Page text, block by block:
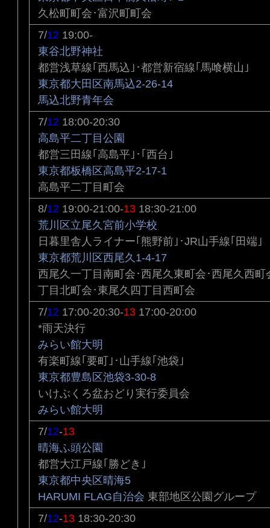
久松町町会･富沢町町会
7/12 19:00-
東谷北野神社
都営浅草線｢西馬込｣･都営新宿線｢馬喰横山｣
東京都大田区南馬込2-26-14
馬込北野青年会
7/12 18:00-20:30
高島平二丁目公園
都営三田線｢高島平｣･｢西台｣
東京都板橋区高島平2-17-1
高島平二丁目町会
8/12 19:00-21:00-13 18:30-21:00
荒川区立尾久宮前小学校
日暮里舎人ライナー｢熊野前｣･JR山手線｢田端｣
東京都荒川区西尾久1-4-17
西尾久一丁目南町会･西尾久東町会･西尾久西町
丁目北町会･東尾久四丁目西町会
7/12 17:00-20:30-13 17:00-20:00
*雨天決行
みらい館大明
有楽町線｢要町｣･山手線｢池袋｣
東京都豊島区池袋3-30-8
いけぶくろ盆おどり実行委員会
みらい館大明
7/12-13
晴海ふ頭公園
都営大江戸線｢勝どき｣
東京都中央区晴海5
HARUMI FLAG自治会 東部地区公園グループ
7/12-13 18:30-20:30